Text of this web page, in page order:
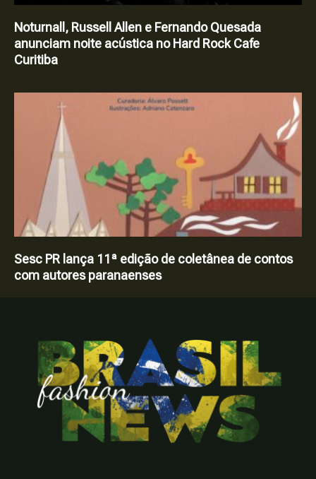
Noturnall, Russell Allen e Fernando Quesada
anunciam noite acústica no Hard Rock Cafe
Curitiba
Sesc PR lança 11ª edição de coletânea de contos
com autores paranaenses